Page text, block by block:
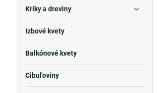
Kríky a dreviny
Izbové kvety
Balkónové kvety
Cibuľoviny